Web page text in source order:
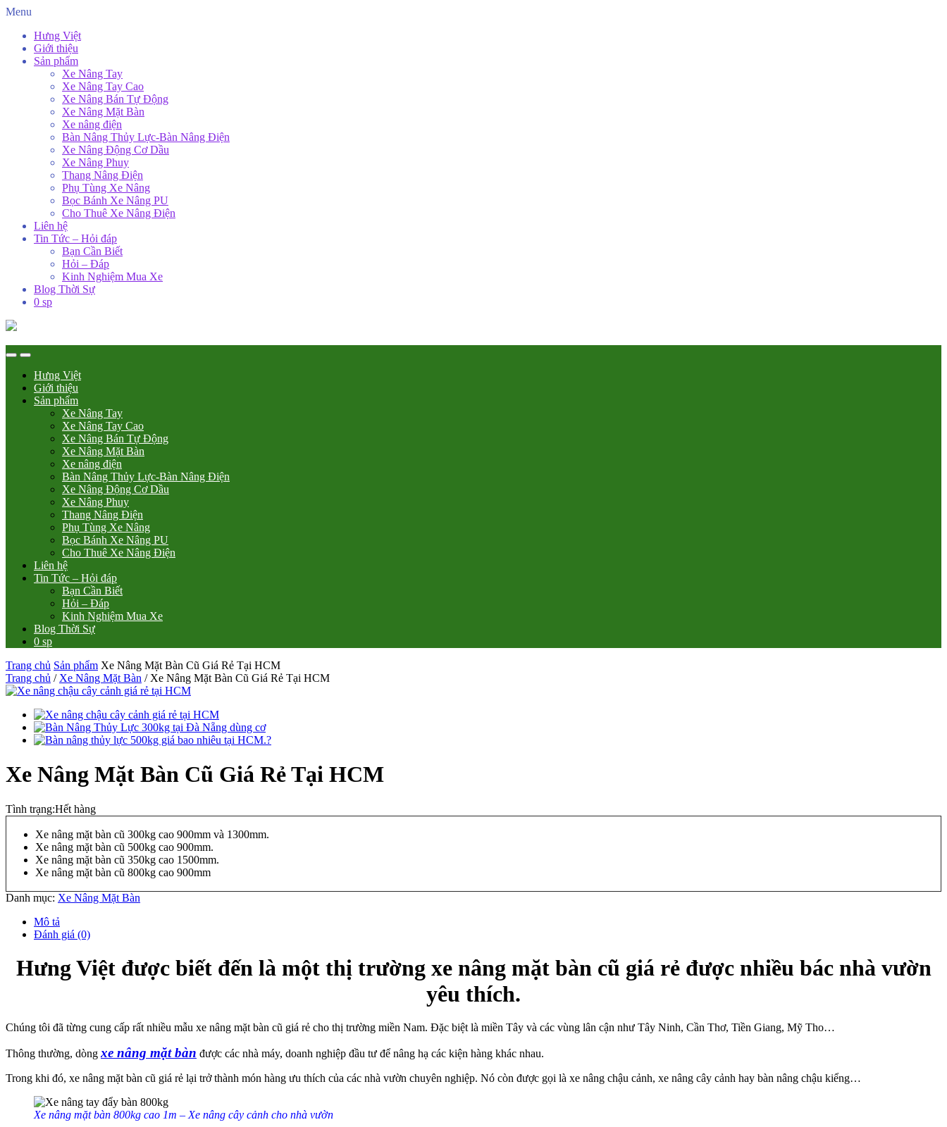
Menu
Hưng Việt
Giới thiệu
Sản phẩm
Xe Nâng Tay
Xe Nâng Tay Cao
Xe Nâng Bán Tự Động
Xe Nâng Mặt Bàn
Xe nâng điện
Bàn Nâng Thủy Lực-Bàn Nâng Điện
Xe Nâng Động Cơ Dầu
Xe Nâng Phuy
Thang Nâng Điện
Phụ Tùng Xe Nâng
Bọc Bánh Xe Nâng PU
Cho Thuê Xe Nâng Điện
Liên hệ
Tin Tức – Hỏi đáp
Bạn Cần Biết
Hỏi – Đáp
Kinh Nghiệm Mua Xe
Blog Thời Sự
0 sp
Hưng Việt
Giới thiệu
Sản phẩm
Xe Nâng Tay
Xe Nâng Tay Cao
Xe Nâng Bán Tự Động
Xe Nâng Mặt Bàn
Xe nâng điện
Bàn Nâng Thủy Lực-Bàn Nâng Điện
Xe Nâng Động Cơ Dầu
Xe Nâng Phuy
Thang Nâng Điện
Phụ Tùng Xe Nâng
Bọc Bánh Xe Nâng PU
Cho Thuê Xe Nâng Điện
Liên hệ
Tin Tức – Hỏi đáp
Bạn Cần Biết
Hỏi – Đáp
Kinh Nghiệm Mua Xe
Blog Thời Sự
0 sp
Trang chủ Sản phẩm Xe Nâng Mặt Bàn Cũ Giá Rẻ Tại HCM
Trang chủ / Xe Nâng Mặt Bàn / Xe Nâng Mặt Bàn Cũ Giá Rẻ Tại HCM
Xe Nâng Mặt Bàn Cũ Giá Rẻ Tại HCM
Tình trạng:Hết hàng
Xe nâng mặt bàn cũ 300kg cao 900mm và 1300mm.
Xe nâng mặt bàn cũ 500kg cao 900mm.
Xe nâng mặt bàn cũ 350kg cao 1500mm.
Xe nâng mặt bàn cũ 800kg cao 900mm
Danh mục: Xe Nâng Mặt Bàn
Mô tả
Đánh giá (0)
Hưng Việt được biết đến là một thị trường xe nâng mặt bàn cũ giá rẻ được nhiều bác nhà vườn
yêu thích.
Chúng tôi đã từng cung cấp rất nhiều mẫu xe nâng mặt bàn cũ giá rẻ cho thị trường miền Nam. Đặc biệt là miền Tây và các vùng lân cận như Tây Ninh, Cần Thơ, Tiền Giang, Mỹ Tho…
Thông thường, dòng xe nâng mặt bàn được các nhà máy, doanh nghiệp đầu tư để nâng hạ các kiện hàng khác nhau.
Trong khi đó, xe nâng mặt bàn cũ giá rẻ lại trở thành món hàng ưu thích của các nhà vườn chuyên nghiệp. Nó còn được gọi là xe nâng chậu cảnh, xe nâng cây cảnh hay bàn nâng chậu kiểng…
Xe nâng mặt bàn 800kg cao 1m – Xe nâng cây cảnh cho nhà vườn